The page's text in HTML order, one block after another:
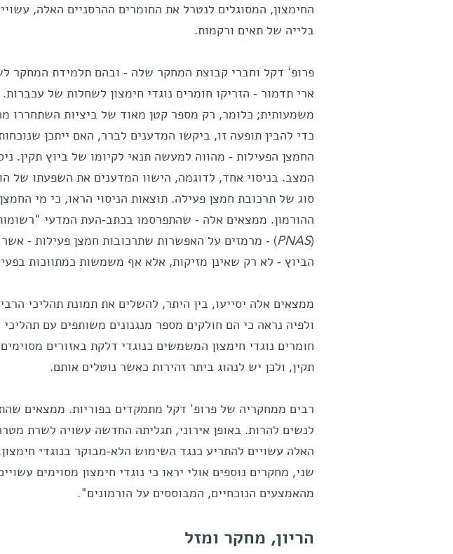
החימצון, המסוגלים לנטרל את החומרים ההרסניים האלה,
בלייה של תאים ורקמות.
פרופ' דקל וחברי קבוצת המחקר שלה - ובהם תלמידת המחקר
ארי תדמור - הזריקו חומרים נוגדי חימצון לשחלות של
משמעותית; כלומר, רק מספר קטן מאוד של ביציות השתחררו
כדי להבין תופעה זו, ביקשו המדענים לברר, האם ייתכן
החמצן הפעילות - מהווה למעשה תנאי לקיומו של ביוץ תקין.
המצב. בניסוי אחד, לדוגמה, הישוו המדענים את השפעתו של
סוג של תרכובת חמצן פעילה. תוצאות הניסוי הראו, כי מי
ההורמון. ממצאים אלה - שהתפרסמו בכתב-העת המדעי
(
PNAS) - מרמזים על האפשרות שתרכובות חמצן פעילות - אשר
הביוץ - לא רק שאינן מזיקות, אלא אף משמשות כמתווכות
ממצאים אלה יסייעו, בין היתר, להשלים את תמונת תהליכי
ולפיה נראה כי הם חולקים מספר מנגנונים משותפים עם
חומרים נוגדי חימצון המשמשים כנוגדי דלקת באזורים
תקין, ולכן יש לנהוג ביתר זהירות כאשר נוטלים אותם.
רבים ממחקריה של פרופ' דקל מתמקדים בפוריות. ממצאים
לנשים להרות. באופן אירוני, תגליתה החדשה עשויה לשרת
האלה עשויים להתריע כנגד השימוש הלא-מבוקר בנוגדי
שני, מחקרים נוספים אולי יראו כי נוגדי חימצון מסוימים
מהאמצעים הנוכחיים, המבוססים על הורמונים".
הריון, מחקר ומזל